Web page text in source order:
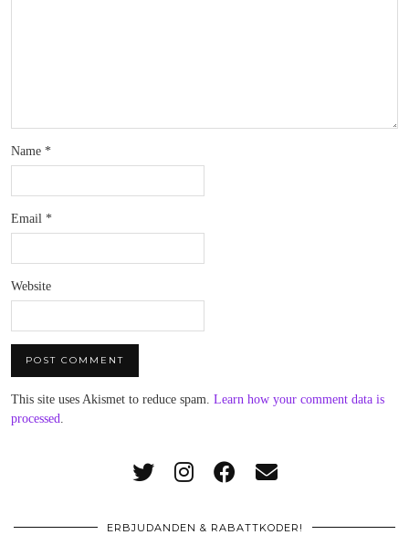
Name *
Email *
Website
This site uses Akismet to reduce spam. Learn how your comment data is
processed.
ERBJUDANDEN & RABATTKODER!